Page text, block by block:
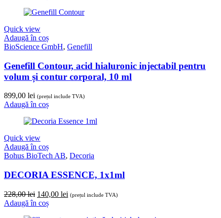
fost:
140,00 lei.
Quick view
Adaugă în coș
BioScience GmbH, Genefill
Genefill Contour, acid hialuronic injectabil pentru
volum și contur corporal, 10 ml
899,00 lei (prețul include TVA)
Adaugă în coș
Quick view
Adaugă în coș
Bohus BioTech AB, Decoria
DECORIA ESSENCE, 1x1ml
228,00lei Prețul
inițial
140,00 lei Prețul
(prețul include TVA)
Adaugă în coș